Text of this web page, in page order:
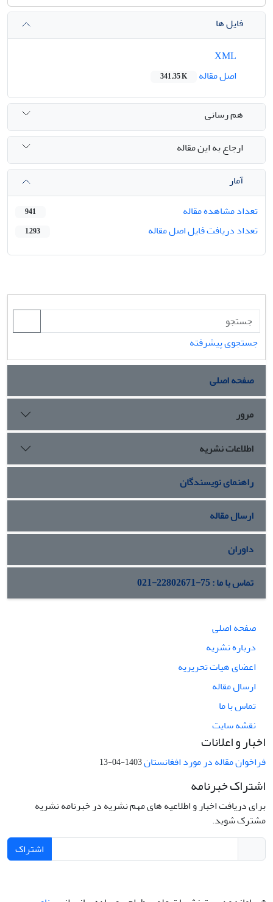
فایل ها
اصل مقاله
341.35 K
هم رسانی
ارجاع به این مقاله
آمار
تعداد مشاهده مقاله
941
تعداد دریافت فایل اصل مقاله 1,293
جستجوی پیشرفته
صفحه اصلی
مرور
اطلاعات نشریه
راهنمای نویسندگان
ارسال مقاله
داوران
تماس با ما : 75-22802671-021
صفحه اصلی
درباره نشریه
اعضای هیات تحریریه
ارسال مقاله
تماس با ما
نقشه سایت
اخبار و اعلانات
فراخوان مقاله در مورد افغانستان1403-04-13
اشتراک خبرنامه
برای دریافت اخبار و اطلاعیه های مهم نشریه در خبرنامه نشریه
مشترک شوید.
اشتراک